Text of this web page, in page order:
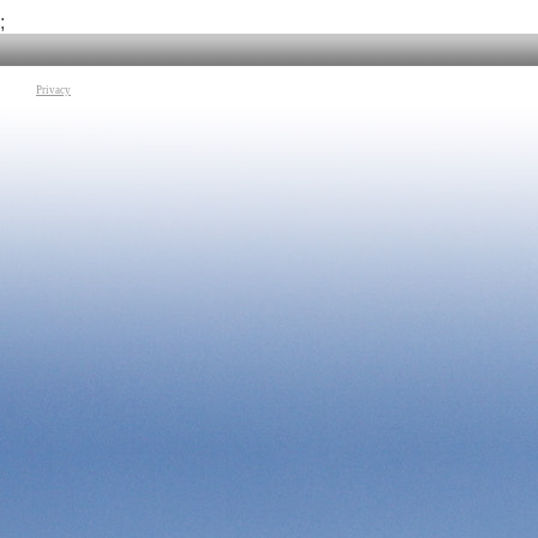
delle nuove case. Malgrado le manifestazioni di sostegno
internazionale subito dopo lo tsunami, IFAD è l’unica
organizzazione internazionale che continua a costruire case per
;
Privacy